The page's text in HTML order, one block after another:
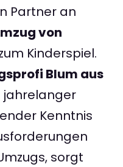
Partner an
von
Kinderspiel.
Blum aus
jahrelanger
Kenntnis
sorgt